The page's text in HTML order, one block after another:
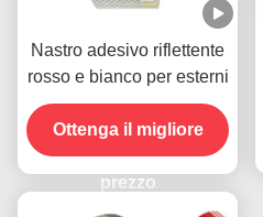
Nastro adesivo riflettente
rosso e bianco per esterni
Ottenga il migliore
prezzo